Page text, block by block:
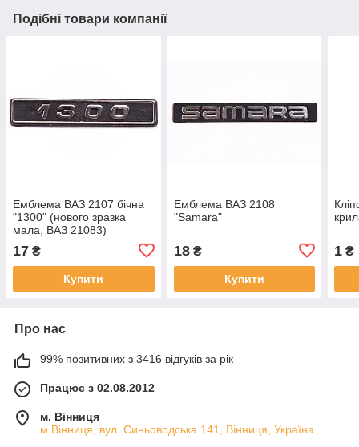
Подібні товари компанії
Емблема ВАЗ 2107 бічна
"1300" (нового зразка
мала, ВАЗ 21083)
17 ₴
Купити
Емблема ВАЗ 2108
"Samara"
18₴
Купити
1 ₴
Про нас
99% позитивних з 3416 відгуків за рік
Працює з 02.08.2012
м. Вінниця
м.Вінниця, вул. Синьоводська 141, Вінниця, Україна